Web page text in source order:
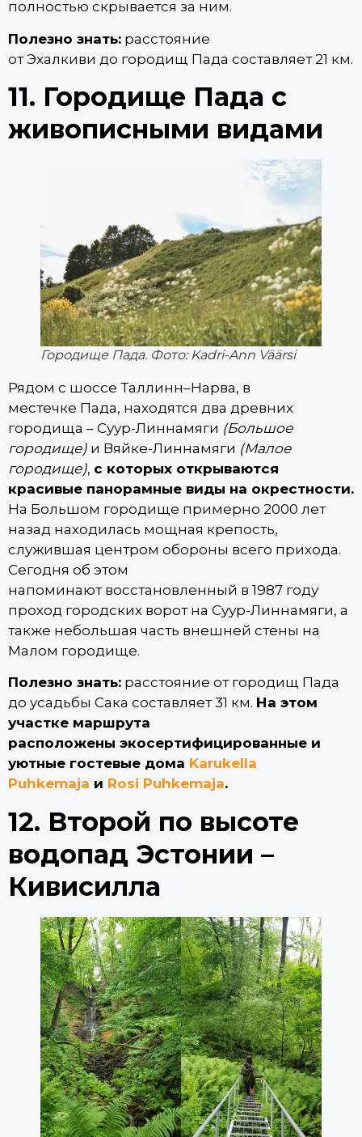
полностью скрывается за ним.
Полезно знать: расстояние
от Эхалкиви до городищ Пада составляет 21 км.
11. Городище Пада с
живописными видами
Городище Пада. Фото: Kadri-Ann Väärsi
Рядом с шоссе Таллинн–Нарва, в
местечке Пада, находятся два древних
городища – Суур-Линнамяги (Большое
городище) и Вяйке-Линнамяги (Малое
городище), с которых открываются
красивые панорамные виды на окрестности.
На Большом городище примерно 2000 лет
назад находилась мощная крепость,
служившая центром обороны всего прихода.
Сегодня об этом
напоминают восстановленный в 1987 году
проход городских ворот на Суур-Линнамяги, а
также небольшая часть внешней стены на
Малом городище.
Полезно знать: расстояние от городищ Пада
до усадьбы Сака составляет 31 км. На этом
участке маршрута
расположены экосертифицированные и
уютные гостевые дома Karukella
Puhkemaja и Rosi Puhkemaja.
12. Второй по высоте
водопад Эстонии –
Кивисилла